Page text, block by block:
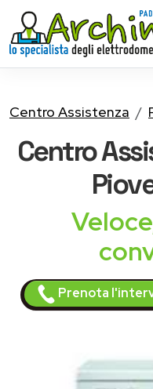
Centro Assistenza
Centro
Prenota